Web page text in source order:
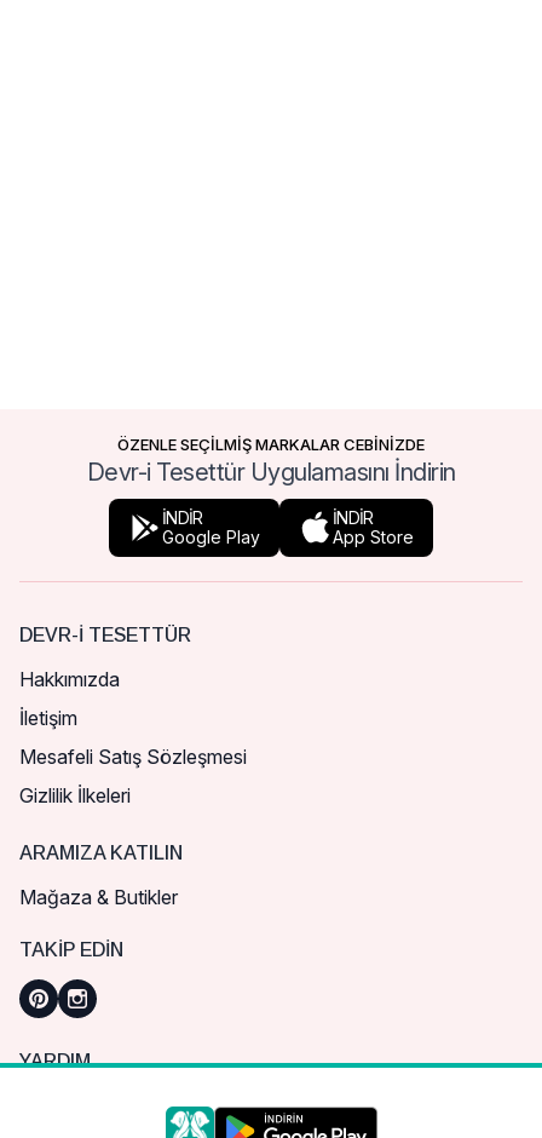
ÖZENLE SEÇİLMİŞ MARKALAR CEBİNİZDE
Devr-i Tesettür Uygulamasını İndirin
İNDİR
Google Play
İNDİR
App Store
DEVR-I TESETTÜR
Hakkımızda
İletişim
Mesafeli Satış Sözleşmesi
Gizlilik İlkeleri
ARAMIZA KATILIN
Mağaza & Butikler
TAKIP EDIN
YARDIM
Sık Sorulan Sorular